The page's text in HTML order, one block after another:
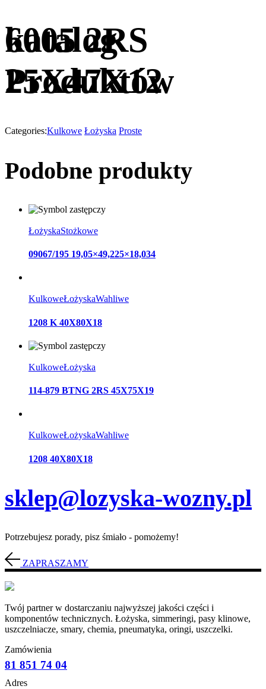
katalog
Produktów
6005 2RS
25X47X12
Categories:Kulkowe Łożyska Proste
Podobne produkty
ŁożyskaStożkowe
09067/195 19,05×49,225×18,034
KulkoweŁożyskaWahliwe
1208 K 40X80X18
KulkoweŁożyska
114-879 BTNG 2RS 45X75X19
KulkoweŁożyskaWahliwe
1208 40X80X18
sklep@lozyska-wozny.pl
Potrzebujesz porady, pisz śmiało - pomożemy!
ZAPRASZAMY
Twój partner w dostarczaniu najwyższej jakości części i
komponentów technicznych. Łożyska, simmeringi, pasy klinowe,
uszczelniacze, smary, chemia, pneumatyka, oringi, uszczelki.
Zamówienia
81 851 74 04
Adres